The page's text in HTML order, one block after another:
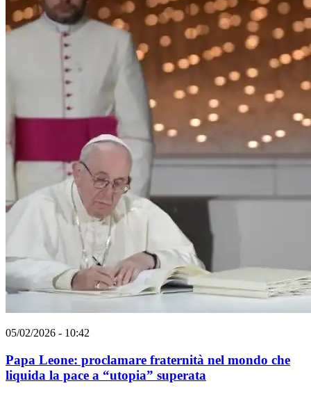
05/02/2026 - 10:42
Papa Leone: proclamare fraternità nel mondo che
liquida la pace a “utopia” superata